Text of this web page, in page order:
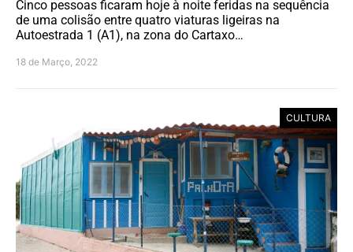
Cinco pessoas ficaram hoje à noite feridas na sequência
de uma colisão entre quatro viaturas ligeiras na
Autoestrada 1 (A1), na zona do Cartaxo…
18 de Março, 2022
CULTURA